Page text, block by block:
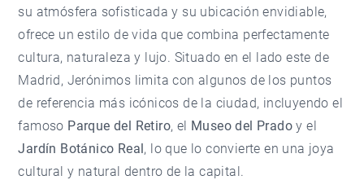
su atmósfera sofisticada y su ubicación envidiable,
ofrece un estilo de vida que combina perfectamente
cultura, naturaleza y lujo. Situado en el lado este de
Madrid, Jerónimos limita con algunos de los puntos
de referencia más icónicos de la ciudad, incluyendo el
famoso Parque del Retiro, el Museo del Prado y el
Jardín Botánico Real, lo que lo convierte en una joya
cultural y natural dentro de la capital.